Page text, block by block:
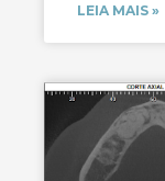
LEIA MAIS »